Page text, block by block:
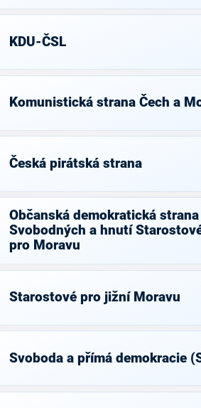
KDU-ČSL
Komunistická strana Čech a
Česká pirátská strana
Občanská demokratická
Svobodných a hnutí
pro Moravu
Starostové pro jižní Moravu
Svoboda a přímá demokracie